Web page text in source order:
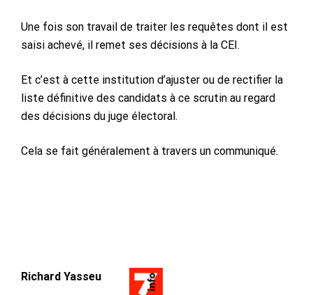
Une fois son travail de traiter les requêtes dont il est
saisi achevé, il remet ses décisions à la CEI.
Et c’est à cette institution d’ajuster ou de rectifier la
liste définitive des candidats à ce scrutin au regard
des décisions du juge électoral.
Cela se fait généralement à travers un communiqué.
Richard Yasseu